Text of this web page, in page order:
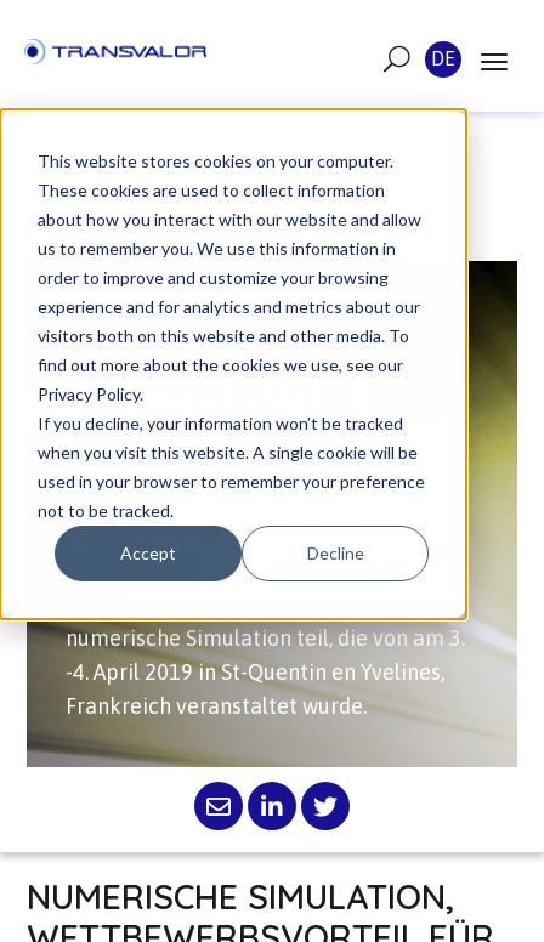
This website stores cookies on your computer.
These cookies are used to collect information
about how you interact with our website and allow
us to remember you. We use this information in
order to improve and customize your browsing
experience and for analytics and metrics about our
visitors both on this website and other media. To
find out more about the cookies we use, see our
Privacy Policy.
If you decline, your information won’t be tracked
when you visit this website. A single cookie will be
used in your browser to remember your preference
not to be tracked.
Accept Decline
DE
ARTIKEL
VERÖFFENTLICHT AM 4. APRIL 2019
SIA 2019 -
INTERNATIONALE
KONFERENZ ÜBER
SIMULATION IM
AUTOMOBILSEKTOR
numerische Simulation teil, die von am 3.
-4. April 2019 in St-Quentin en Yvelines,
Frankreich veranstaltet wurde.
NUMERISCHE SIMULATION,